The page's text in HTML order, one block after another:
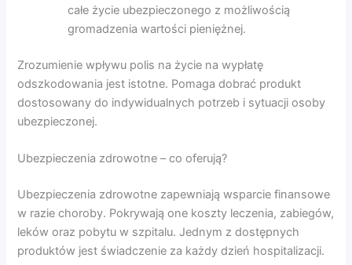
całe życie ubezpieczonego z możliwością
gromadzenia wartości pieniężnej.
Zrozumienie wpływu polis na życie na wypłatę
odszkodowania jest istotne. Pomaga dobrać produkt
dostosowany do indywidualnych potrzeb i sytuacji osoby
ubezpieczonej.
Ubezpieczenia zdrowotne – co oferują?
Ubezpieczenia zdrowotne zapewniają wsparcie finansowe
w razie choroby. Pokrywają one koszty leczenia, zabiegów,
leków oraz pobytu w szpitalu. Jednym z dostępnych
produktów jest świadczenie za każdy dzień hospitalizacji.